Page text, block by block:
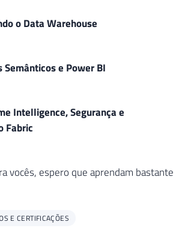
o Data Warehouse
e Power BI
Intelligence, Segurança e
Fabric
vocês, espero que aprendam bastante
E CERTIFICAÇÕES